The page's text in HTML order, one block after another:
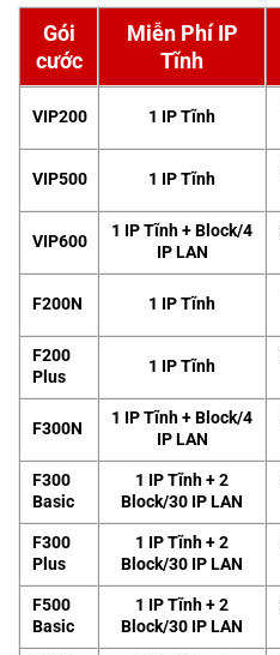
Gói
cước
Miễn Phí IP
Tĩnh
VIP200 1 IP Tĩnh
VIP500 1 IP Tĩnh
VIP600
1 IP Tĩnh + Block/4
IP LAN
F200N 1 IP Tĩnh
F200
Plus
1 IP Tĩnh
F300N
1 IP Tĩnh + Block/4
IP LAN
F300
Basic
1 IP Tĩnh + 2
Block/30 IP LAN
F300
Plus
1 IP Tĩnh + 2
Block/30 IP LAN
F500
Basic
1 IP Tĩnh + 2
Block/30 IP LAN